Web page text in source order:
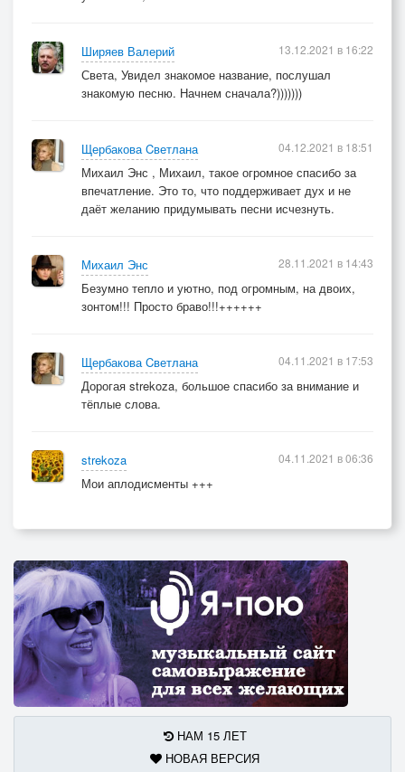
Ширяев Валерий
Света, Увидел знакомое название, послушал
знакомую песню. Начнем сначала?)))))))
13.12.2021 в 16:22
Щербакова Cветлана
Михаил Энс , Михаил, такое огромное спасибо за
впечатление. Это то, что поддерживает дух и не
даёт желанию придумывать песни исчезнуть.
04.12.2021 в 18:51
Михаил Энс
Безумно тепло и уютно, под огромным, на двоих,
зонтом!!! Просто браво!!!++++++
28.11.2021 в 14:43
Щербакова Cветлана
Дорогая strekoza, большое спасибо за внимание и
тёплые слова.
04.11.2021 в 17:53
strekoza
Мои аплодисменты +++
04.11.2021 в 06:36
НАМ 15 ЛЕТ
НОВАЯ ВЕРСИЯ